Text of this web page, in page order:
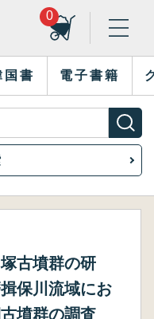
0
国書 電子書籍
古墳群の研
保川流域にお
墳群の調査